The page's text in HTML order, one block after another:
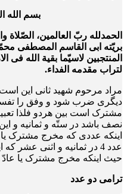
بسم الله
الحمدلله ربّ العالمین،
بریّته ابی القاسم المصطفی
المنتجبین لاسیّما بقیة الله فی
لتراب مقدمه الفداء.
مراد مرحوم شهید ثانی این
دیگری ضرب شود و وفق را
مشترک است بین هردو فلذا
نصف باشد در ستّه و ثمانیه و
عدد 4 در ثمانیه و اثنی عشر
حیث اینکه مخرج مشترک یا عادّ
ترامی دو عدد